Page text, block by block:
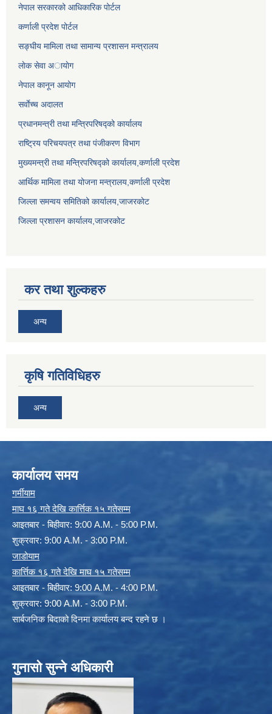
नेपाल सरकारको आधिकारिक पोर्टल
कर्णाली प्रदेश पोर्टल
सङ्घीय मामिला तथा सामान्य प्रशासन मन्त्रालय
लाेक सेवा अायाेग
नेपाल कानून आयोग
सर्वाेच्च अदालत
प्रधानमन्त्री तथा मन्त्रिपरिषद्को कार्यालय
राष्ट्रिय परिचयपत्र तथा पंजीकरण विभाग
मुख्यमन्त्री तथा मन्त्रिपरिषद्को कार्यालय,कर्णाली प्रदेश
आर्थिक मामिला तथा योजना मन्त्रालय,कर्णाली प्रदेश
जिल्ला समन्वय समितिको कार्यालय,जाजरकाेट
जिल्ला प्रशासन कार्यालय,जाजरकोट
कर तथा शुल्कहरु
अन्य
कृषि गतिविधिहरु
अन्य
कार्यालय समय
गर्मीयाम
माघ १६ गते देखि कार्त्तिक १५ गतेसम्म
आइतबार - बिहीवार: 9:00 A.M. - 5:00 P.M.
शुक्रवार: 9:00 A.M. - 3:00 P.M.
जाडोयाम
कार्त्तिक १६ गते देखि माघ १५ गतेसम्म
आइतबार - बिहीवार: 9:00 A.M. - 4:00 P.M.
शुक्रवार: 9:00 A.M. - 3:00 P.M.
सार्बजनिक बिदाको दिनमा कार्यालय बन्द रहने छ ।
गुनासो सुन्ने अधिकारी